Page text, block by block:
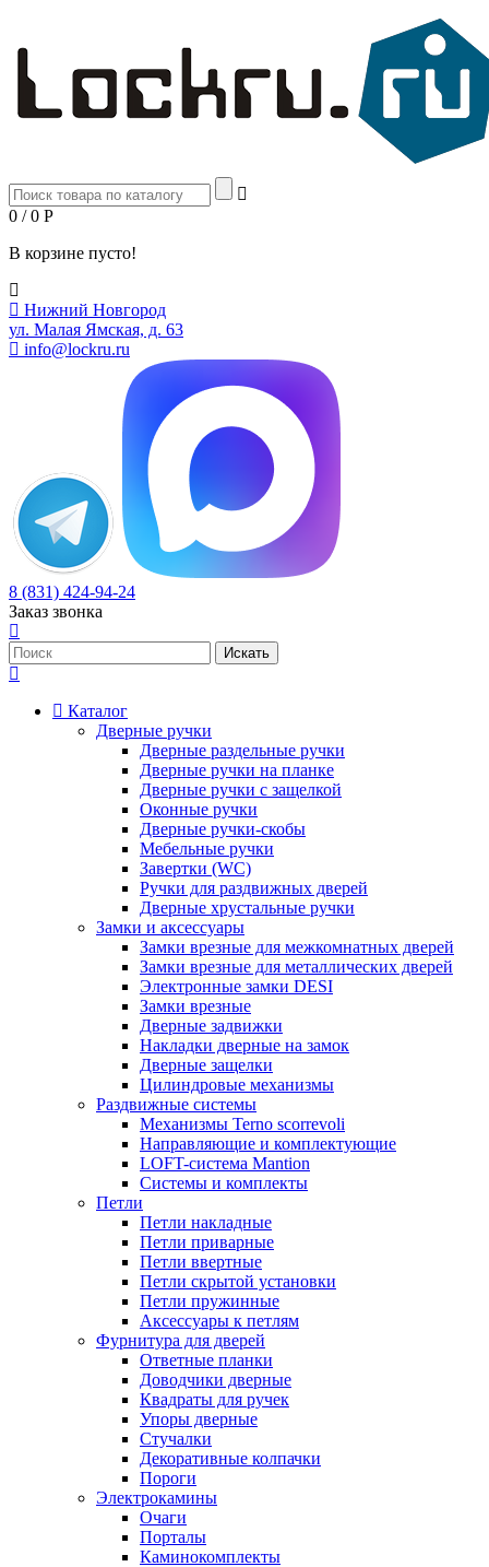
0 / 0 Р
В корзине пусто!
Нижний Новгород
ул. Малая Ямская, д. 63
info@lockru.ru
8 (831) 424-94-24
Заказ звонка
Каталог
Дверные ручки
Дверные раздельные ручки
Дверные ручки на планке
Дверные ручки с защелкой
Оконные ручки
Дверные ручки-скобы
Мебельные ручки
Завертки (WC)
Ручки для раздвижных дверей
Дверные хрустальные ручки
Замки и аксессуары
Замки врезные для межкомнатных дверей
Замки врезные для металлических дверей
Электронные замки DESI
Замки врезные
Дверные задвижки
Накладки дверные на замок
Дверные защелки
Цилиндровые механизмы
Раздвижные системы
Механизмы Terno scorrevoli
Направляющие и комплектующие
LOFT-cистема Mantion
Системы и комплекты
Петли
Петли накладные
Петли приварные
Петли ввертные
Петли скрытой установки
Петли пружинные
Аксессуары к петлям
Фурнитура для дверей
Ответные планки
Доводчики дверные
Квадраты для ручек
Упоры дверные
Стучалки
Декоративные колпачки
Пороги
Электрокамины
Очаги
Порталы
Каминокомплекты